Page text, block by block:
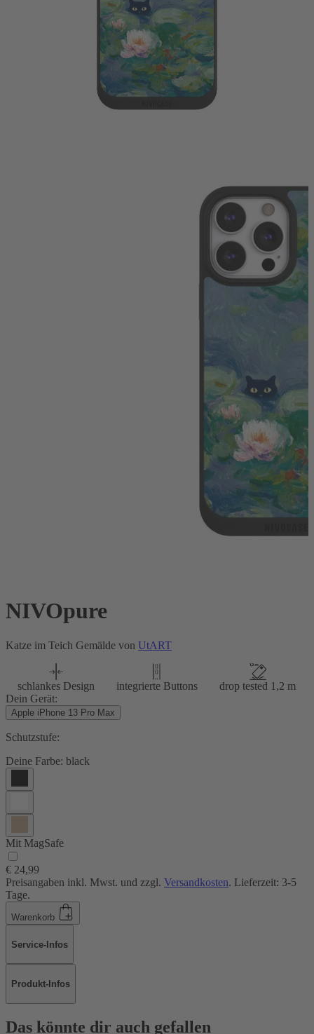
NIVOpure
Katze im Teich Gemälde von UtART
schlankes Design integrierte Buttons
drop tested 1,2 m
Dein Gerät:
Apple iPhone 13 Pro Max
Schutzstufe:
Deine Farbe: black
Mit MagSafe
€ 24,99
Preisangaben inkl. Mwst. und zzgl. Versandkosten. Lieferzeit: 3-5
Tage.
Warenkorb
Service-Infos
Produkt-Infos
Das könnte dir auch gefallen